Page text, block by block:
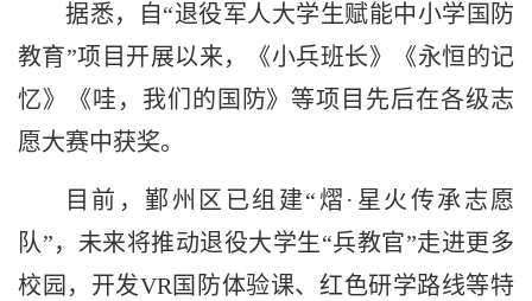
据悉，自“退役军人大学生赋能中小学国防
教育”项目开展以来，《小兵班长》《永恒的记
忆》《哇，我们的国防》等项目先后在各级志
愿大赛中获奖。
目前，鄞州区已组建“熠·星火传承志愿
队”，未来将推动退役大学生“兵教官”走进更多
校园，开发VR国防体验课、红色研学路线等特